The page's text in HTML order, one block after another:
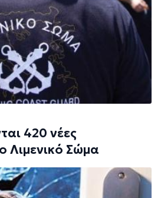
420 νέες
Λιμενικό Σώμα